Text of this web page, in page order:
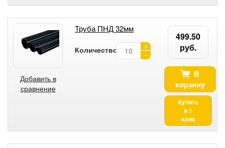
Добавить в
сравнение
Труба ПНД 32мм
Количество:
+
-
499.50
руб.
В
корзину
Купить
в 1
клик